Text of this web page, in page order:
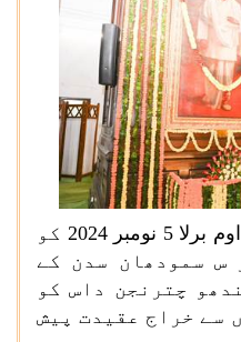
لوک سبھا کے اسپیکر جناب اوم برلا 5 نومبر 2024 کو
س سمودھان سدن کے
چترنجن داس کو
سے خراج عقیدت پیش